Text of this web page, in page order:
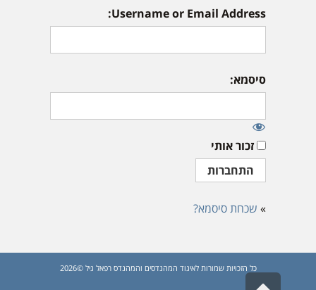
Username or Email Address:
סיסמא:
זכור אותי
» שכחת סיסמא?
כל הזכויות שמורות לאיגוד המהנדסים והמהנדס רפאל גיל ©2026